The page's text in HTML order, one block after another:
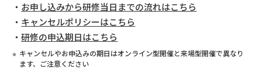
お申し込みから研修当日までの流れはこちら
キャンセルポリシーはこちら
研修の申込期日はこちら
キャンセルやお申込みの期日はオンライン型開催と来場型開催で異なり
ます、ご注意ください